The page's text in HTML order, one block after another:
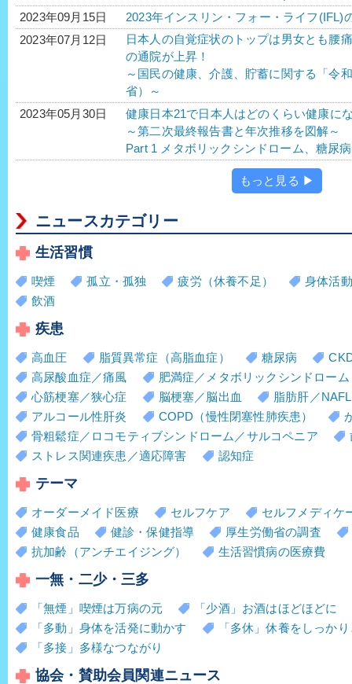
2023年09月15日
2023年インスリン・フォー・ライフ(IFL)
2023年07月12日
日本人の自覚症状のトップは男女とも腰
の通院が上昇！
～国民の健康、介護、貯蓄に関する「令
省）～
2023年05月30日
健康日本21で日本人はどのくらい健康に
～第二次最終報告書と年次推移を図解～
Part 1 メタボリックシンドローム、糖尿
もっと見る ▶
ニュースカテゴリー
生活習慣
喫煙 孤立・孤独 疲労（休養不足）
身体活
飲酒
疾患
高血圧 脂質異常症（高脂血症） 糖尿病
高尿酸血症／痛風
肥満症／メタボリックシンドローム
心筋梗塞／狭心症
脳梗塞／脳出血
脂肪肝／
アルコール性肝炎
COPD（慢性閉塞性肺疾患）
骨粗鬆症／ロコモティブシンドローム／サルコペニア
ストレス関連疾患／適応障害
認知症
テーマ
オーダーメイド医療 セルフケア
セルフメディケ
健康食品
健診・保健指導
厚生労働省の調査
抗加齢（アンチエイジング）
生活習慣病の医療費
一無・二少・三多
「無煙」喫煙は万病の元
「少酒」お酒はほどほどに
「多動」身体を活発に動かす
「多休」休養をしっか
「多接」多様なつながり
協会・賛助会員関連ニュース